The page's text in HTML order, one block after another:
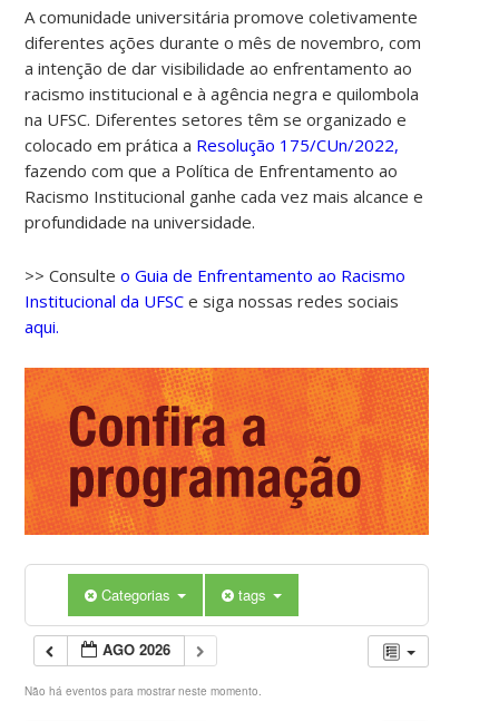
A comunidade universitária promove coletivamente
diferentes ações durante o mês de novembro, com
a intenção de dar visibilidade ao enfrentamento ao
racismo institucional e à agência negra e quilombola
na UFSC. Diferentes setores têm se organizado e
colocado em prática a Resolução 175/CUn/2022,
fazendo com que a Política de Enfrentamento ao
Racismo Institucional ganhe cada vez mais alcance e
profundidade na universidade.
>> Consulteo Guia de Enfrentamento ao Racismo
Institucional da UFSC e siga nossas redes sociais
aqui.
Categorias tags
AGO 2026
Não há eventos para mostrar neste momento.